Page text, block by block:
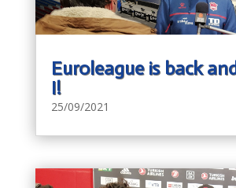
Euroleague is back
I!
25/09/2021